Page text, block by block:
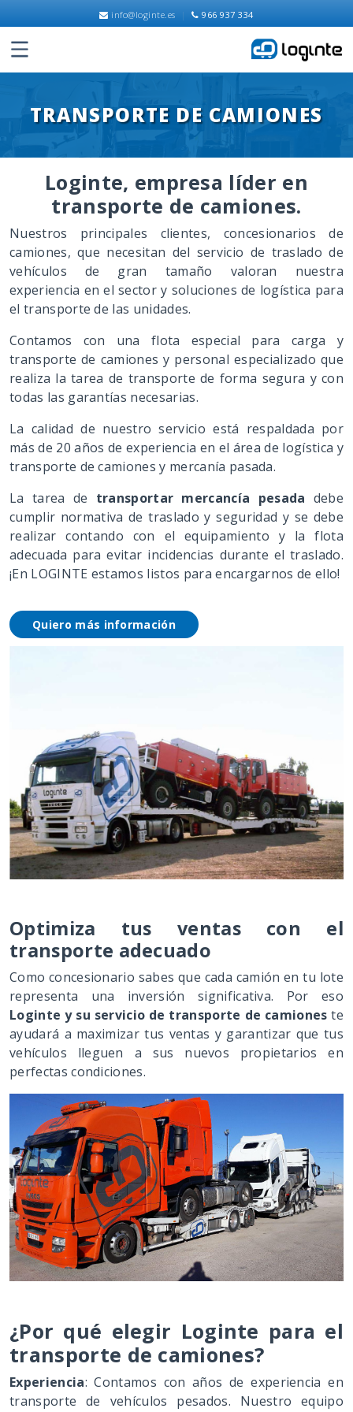
info@loginte.es 966 937 334
TRANSPORTE DE CAMIONES
Loginte, empresa líder en
transporte de camiones.
Nuestros principales clientes, concesionarios de
camiones, que necesitan del servicio de traslado de
vehículos de gran tamaño valoran nuestra
experiencia en el sector y soluciones de logística para
el transporte de las unidades.
Contamos con una flota especial para carga y
transporte de camiones y personal especializado que
realiza la tarea de transporte de forma segura y con
todas las garantías necesarias.
La calidad de nuestro servicio está respaldada por
más de 20 años de experiencia en el área de logística y
transporte de camiones y mercanía pasada.
La tarea de transportar mercancía pesada debe
cumplir normativa de traslado y seguridad y se debe
realizar contando con el equipamiento y la flota
adecuada para evitar incidencias durante el traslado.
¡En LOGINTE estamos listos para encargarnos de ello!
Quiero más información
Optimiza tus ventas con el
transporte adecuado
Como concesionario sabes que cada camión en tu lote
representa una inversión significativa. Por eso
Loginte y su servicio de transporte de camioneste
ayudará a maximizar tus ventas y garantizar que tus
vehículos lleguen a sus nuevos propietarios en
perfectas condiciones.
¿Por qué elegir Loginte para el
transporte de camiones?
Experiencia: Contamos con años de experiencia en
transporte de vehículos pesados. Nuestro equipo